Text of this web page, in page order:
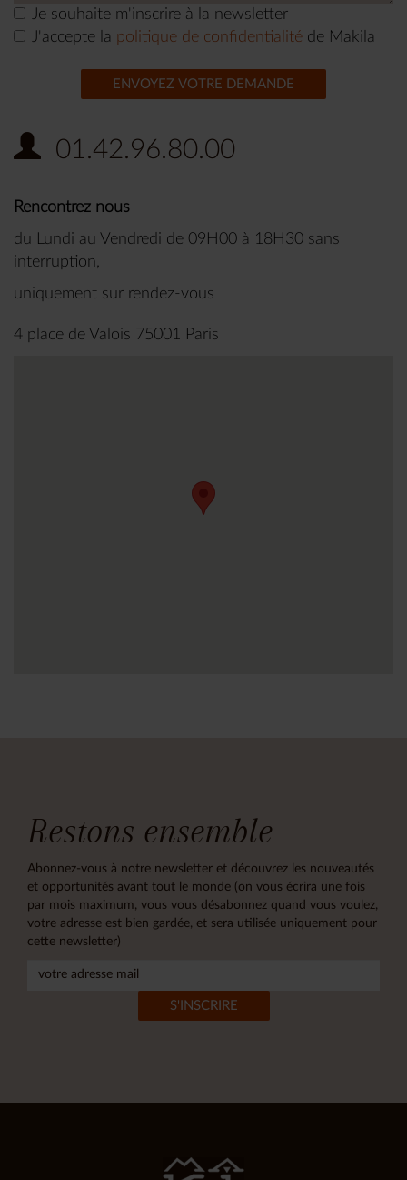
Je souhaite m'inscrire à la newsletter
J'accepte la politique de confidentialité de Makila
ENVOYEZ VOTRE DEMANDE
01.42.96.80.00
Rencontrez nous
du Lundi au Vendredi de 09H00 à 18H30 sans
interruption,
uniquement sur rendez-vous
4 place de Valois 75001 Paris
Restons ensemble
Abonnez-vous à notre newsletter et découvrez les nouveautés
et opportunités avant tout le monde (on vous écrira une fois
par mois maximum, vous vous désabonnez quand vous voulez,
votre adresse est bien gardée, et sera utilisée uniquement pour
cette newsletter)